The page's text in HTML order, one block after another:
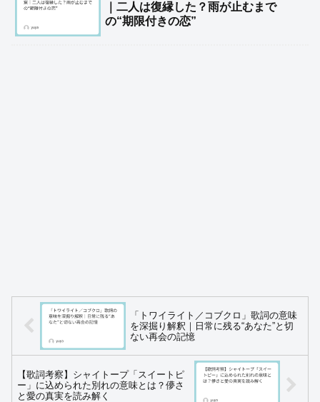
｜二人は復縁した？雨が止むまで
の“期限付きの恋”
「トワイライト／コブクロ」歌詞の意味
を深掘り解釈｜日常に残る“あなた”と切
ない再会の記憶
【歌詞考察】シャイトープ「スイートピ
ー」に込められた別れの意味とは？儚さ
と愛の真実を読み解く